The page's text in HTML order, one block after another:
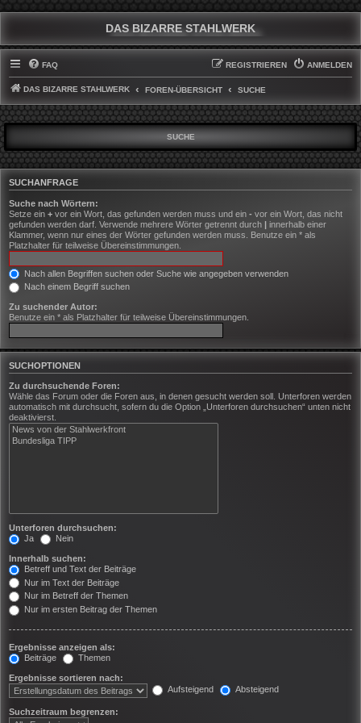
DAS BIZARRE STAHLWERK
FAQ ANMELDEN
REGISTRIEREN
DAS BIZARRE STAHLWERK FOREN-ÜBERSICHT SUCHE
SUCHE
SUCHANFRAGE
Suche nach Wörtern:
Setze ein + vor ein Wort, das gefunden werden muss und ein - vor ein Wort, das nicht
gefunden werden darf. Verwende mehrere Wörter getrennt durch | innerhalb einer
Klammer, wenn nur eines der Wörter gefunden werden muss. Benutze ein * als
Platzhalter für teilweise Übereinstimmungen.
Nach allen Begriffen suchen oder Suche wie angegeben verwenden
Nach einem Begriff suchen
Zu suchender Autor:
Benutze ein * als Platzhalter für teilweise Übereinstimmungen.
SUCHOPTIONEN
Zu durchsuchende Foren:
Wähle das Forum oder die Foren aus, in denen gesucht werden soll. Unterforen werden
automatisch mit durchsucht, sofern du die Option „Unterforen durchsuchen“ unten nicht
deaktivierst.
Unterforen durchsuchen:
Ja
Nein
Innerhalb suchen:
Betreff und Text der Beiträge
Nur im Text der Beiträge
Nur im Betreff der Themen
Nur im ersten Beitrag der Themen
Ergebnisse anzeigen als:
Beiträge
Themen
Ergebnisse sortieren nach:
Aufsteigend
Absteigend
Suchzeitraum begrenzen: